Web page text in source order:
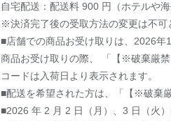
自宅配送：配送料 900 円（ホテルや
※決済完了後の受取方法の変更は不可
■店舗での商品お受け取りは、2026年
商品お受け取りの際、 「【※破棄厳
コードは入荷日より表示されます。
■配送を希望された方は、「【※破棄
■2026 年 2 月 2 日（月）、3 日（火